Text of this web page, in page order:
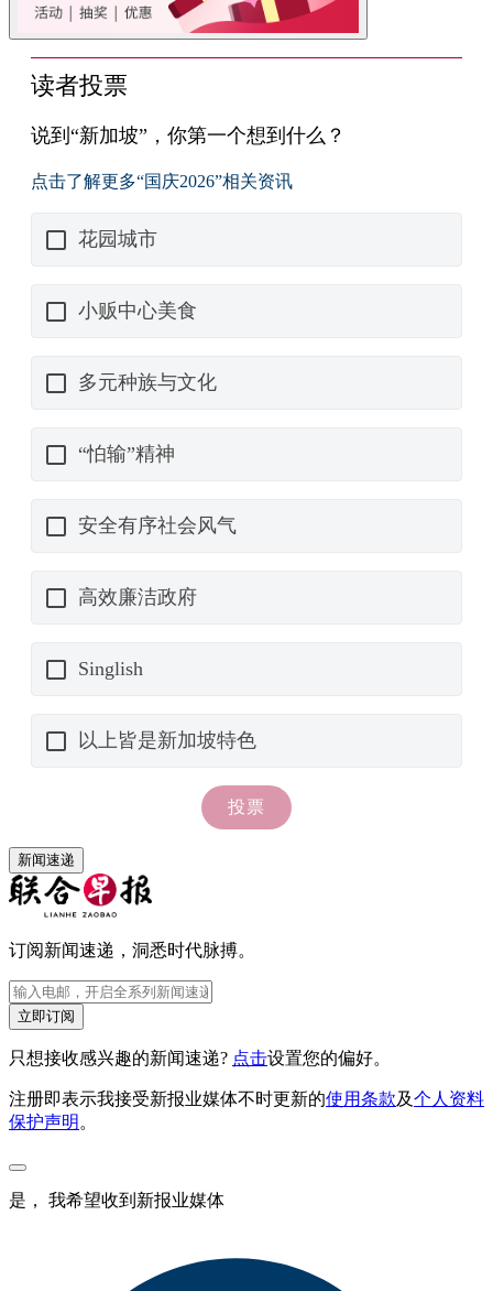
新闻速递
订阅新闻速递，洞悉时代脉搏。
立即订阅
只想接收感兴趣的新闻速递? 点击设置您的偏好。
注册即表示我接受新报业媒体不时更新的使用条款及个人资料
保护声明。
是， 我希望收到新报业媒体